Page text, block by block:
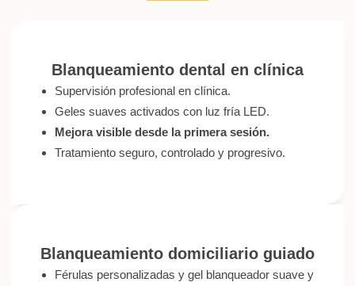
Blanqueamiento dental en clínica
Supervisión profesional en clínica.
Geles suaves activados con luz fría LED.
Mejora visible desde la primera sesión.
Tratamiento seguro, controlado y progresivo.
Blanqueamiento domiciliario guiado​
Férulas personalizadas y gel blanqueador suave y